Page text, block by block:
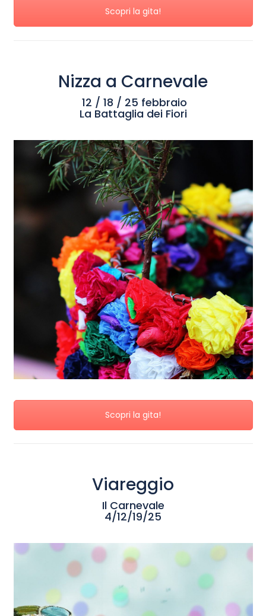
Scopri la gita!
Nizza a Carnevale
12 / 18 / 25 febbraio
La Battaglia dei Fiori
Scopri la gita!
Viareggio
Il Carnevale
4/12/19/25